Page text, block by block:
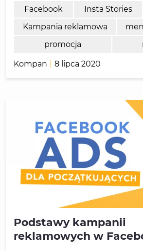
Facebook Insta Stories
Kampania reklamowa
promocja
Kompan 8 lipca 2020
Podstawy kampanii
reklamowych w